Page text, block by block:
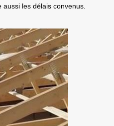
les délais convenus.